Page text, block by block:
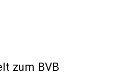
zum BVB